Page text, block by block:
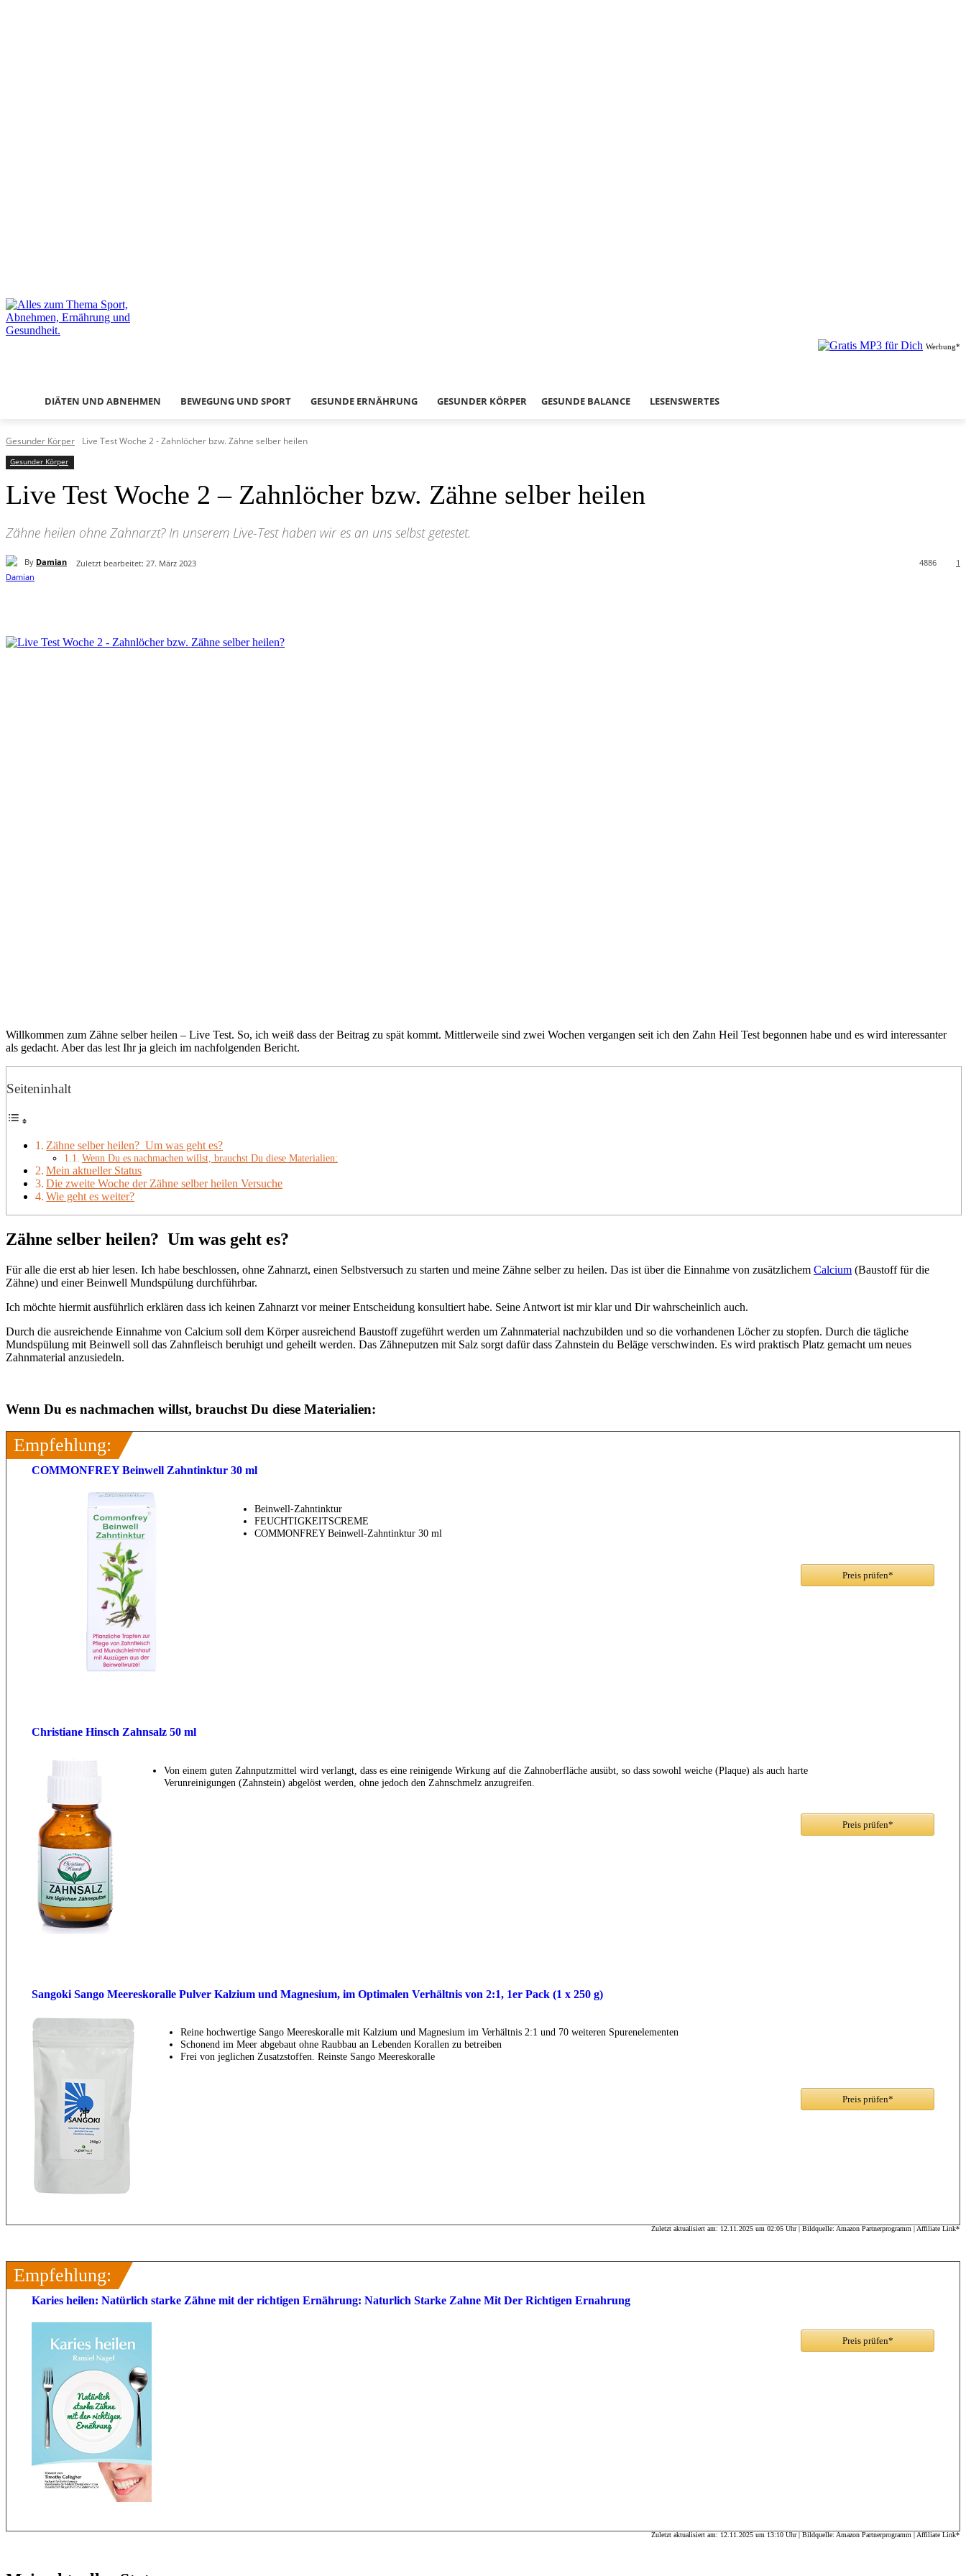
Werbung*
DIÄTEN UND ABNEHMEN BEWEGUNG UND SPORT GESUNDE ERNÄHRUNG GESUNDER KÖRPER GESUNDE BALANCE LESENSWERTES
Gesunder Körper Live Test Woche 2 - Zahnlöcher bzw. Zähne selber heilen
Gesunder Körper
Live Test Woche 2 – Zahnlöcher bzw. Zähne selber heilen
Zähne heilen ohne Zahnarzt? In unserem Live-Test haben wir es an uns selbst getestet.
By Damian Zuletzt bearbeitet: 27. März 2023 1
4886
Willkommen zum Zähne selber heilen – Live Test. So, ich weiß dass der Beitrag zu spät kommt. Mittlerweile sind zwei Wochen vergangen seit ich den Zahn Heil Test begonnen habe und es wird interessanter
als gedacht. Aber das lest Ihr ja gleich im nachfolgenden Bericht.
Seiteninhalt
Zähne selber heilen? Um was geht es?
Wenn Du es nachmachen willst, brauchst Du diese Materialien:
Mein aktueller Status
Die zweite Woche der Zähne selber heilen Versuche
Wie geht es weiter?
Zähne selber heilen? Um was geht es?
Für alle die erst ab hier lesen. Ich habe beschlossen, ohne Zahnarzt, einen Selbstversuch zu starten und meine Zähne selber zu heilen. Das ist über die Einnahme von zusätzlichem Calcium (Baustoff für die
Zähne) und einer Beinwell Mundspülung durchführbar.
Ich möchte hiermit ausführlich erklären dass ich keinen Zahnarzt vor meiner Entscheidung konsultiert habe. Seine Antwort ist mir klar und Dir wahrscheinlich auch.
Durch die ausreichende Einnahme von Calcium soll dem Körper ausreichend Baustoff zugeführt werden um Zahnmaterial nachzubilden und so die vorhandenen Löcher zu stopfen. Durch die tägliche
Mundspülung mit Beinwell soll das Zahnfleisch beruhigt und geheilt werden. Das Zähneputzen mit Salz sorgt dafür dass Zahnstein du Beläge verschwinden. Es wird praktisch Platz gemacht um neues
Zahnmaterial anzusiedeln.
Wenn Du es nachmachen willst, brauchst Du diese Materialien:
Empfehlung:
COMMONFREY Beinwell Zahntinktur 30 ml
Beinwell-Zahntinktur
FEUCHTIGKEITSCREME
COMMONFREY Beinwell-Zahntinktur 30 ml
Preis prüfen*
Christiane Hinsch Zahnsalz 50 ml
Von einem guten Zahnputzmittel wird verlangt, dass es eine reinigende Wirkung auf die Zahnoberfläche ausübt, so dass sowohl weiche (Plaque) als auch harte
Verunreinigungen (Zahnstein) abgelöst werden, ohne jedoch den Zahnschmelz anzugreifen.
Preis prüfen*
Sangoki Sango Meereskoralle Pulver Kalzium und Magnesium, im Optimalen Verhältnis von 2:1, 1er Pack (1 x 250 g)
Reine hochwertige Sango Meereskoralle mit Kalzium und Magnesium im Verhältnis 2:1 und 70 weiteren Spurenelementen
Schonend im Meer abgebaut ohne Raubbau an Lebenden Korallen zu betreiben
Frei von jeglichen Zusatzstoffen. Reinste Sango Meereskoralle
Preis prüfen*
Zuletzt aktualisiert am: 12.11.2025 um 02:05 Uhr | Bildquelle: Amazon Partnerprogramm | Affiliate Link*
Empfehlung:
Karies heilen: Natürlich starke Zähne mit der richtigen Ernährung: Naturlich Starke Zahne Mit Der Richtigen Ernahrung
Preis prüfen*
Zuletzt aktualisiert am: 12.11.2025 um 13:10 Uhr | Bildquelle: Amazon Partnerprogramm | Affiliate Link*